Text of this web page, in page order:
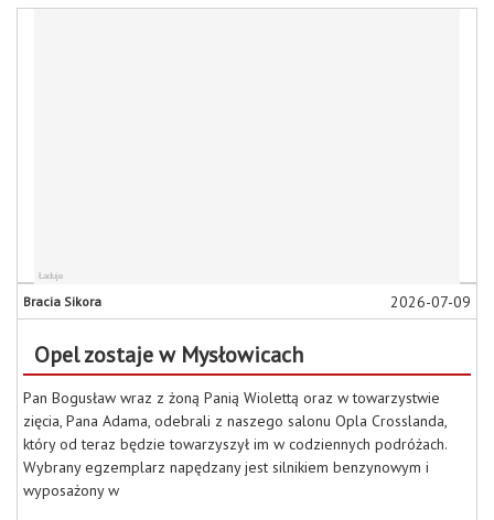
Bracia Sikora 2026-07-09
Opel zostaje w Mysłowicach
Pan Bogusław wraz z żoną Panią Wiolettą oraz w towarzystwie
zięcia, Pana Adama, odebrali z naszego salonu Opla Crosslanda,
który od teraz będzie towarzyszył im w codziennych podróżach.
Wybrany egzemplarz napędzany jest silnikiem benzynowym i
wyposażony w